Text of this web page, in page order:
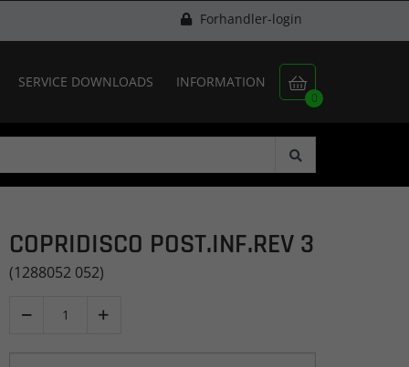
Forhandler-login

0
SERVICE DOWNLOADS INFORMATION
COPRIDISCO POST.INF.REV 3
(1288052 052)
 